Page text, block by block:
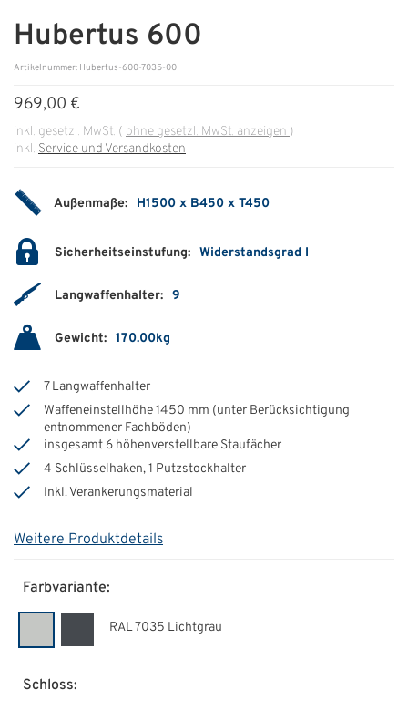
ÜBER UNS
Über uns
Messen & Events
Presse
Karriere
Unternehmen
Partner
Hubertus 600
Artikelnummer: Hubertus-600-7035-00
969,00 €
inkl. gesetzl. MwSt. ( ohne gesetzl. MwSt. anzeigen )
inkl. Service und Versandkosten
Außenmaße: H1500 x B450 x T450
Sicherheitseinstufung: Widerstandsgrad I
Langwaffenhalter: 9
Gewicht: 170.00kg
7 Langwaffenhalter
Waffeneinstellhöhe 1450 mm (unter Berücksichtigung
entnommener Fachböden)
insgesamt 6 höhenverstellbare Staufächer
4 Schlüsselhaken, 1 Putzstockhalter
Inkl. Verankerungsmaterial
Weitere Produktdetails
Farbvariante:
RAL 7035 Lichtgrau
Schloss: